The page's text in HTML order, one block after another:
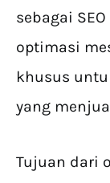
sebagai
optimasi
khusus
yang
Tujuan dari